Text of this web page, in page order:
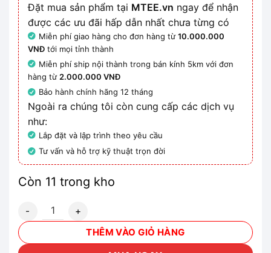
Đặt mua sản phẩm tại MTEE.vn ngay để nhận
được các ưu đãi hấp dẫn nhất chưa từng có
Miễn phí giao hàng cho đơn hàng từ10.000.000
VNĐ tới mọi tỉnh thành
Miễn phí ship nội thành trong bán kính 5km với đơn
hàng từ2.000.000 VNĐ
Bảo hành chính hãng 12 tháng
Ngoài ra chúng tôi còn cung cấp các dịch vụ
như:
Lắp đặt và lập trình theo yêu cầu
Tư vấn và hỗ trợ kỹ thuật trọn đời
Còn 11 trong kho
Module PLC S7-300 DIGITAL OUTPUT SM 322 - 6ES7322-
THÊM VÀO GIỎ HÀNG